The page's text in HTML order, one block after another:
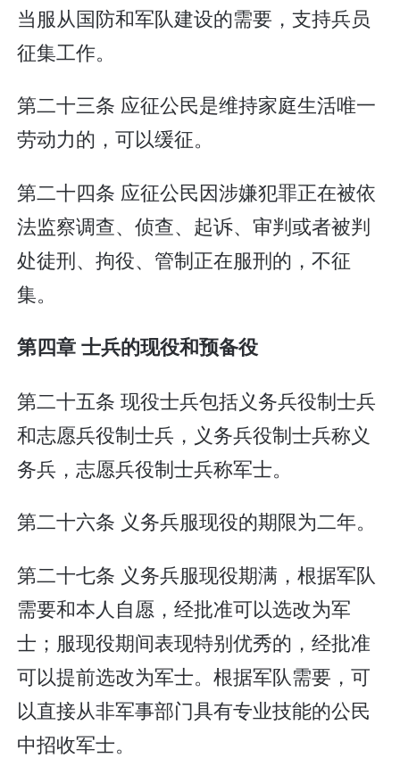
当服从国防和军队建设的需要，支持兵员
征集工作。
第二十三条 应征公民是维持家庭生活唯一
劳动力的，可以缓征。
第二十四条 应征公民因涉嫌犯罪正在被依
法监察调查、侦查、起诉、审判或者被判
处徒刑、拘役、管制正在服刑的，不征
集。
第四章 士兵的现役和预备役
第二十五条 现役士兵包括义务兵役制士兵
和志愿兵役制士兵，义务兵役制士兵称义
务兵，志愿兵役制士兵称军士。
第二十六条 义务兵服现役的期限为二年。
第二十七条 义务兵服现役期满，根据军队
需要和本人自愿，经批准可以选改为军
士；服现役期间表现特别优秀的，经批准
可以提前选改为军士。根据军队需要，可
以直接从非军事部门具有专业技能的公民
中招收军士。